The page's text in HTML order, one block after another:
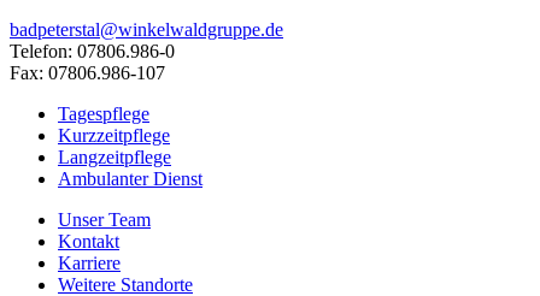
badpeterstal@winkelwaldgruppe.de
Telefon: 07806.986-0
Fax: 07806.986-107
Tagespflege
Kurzzeitpflege
Langzeitpflege
Ambulanter Dienst
Unser Team
Kontakt
Karriere
Weitere Standorte